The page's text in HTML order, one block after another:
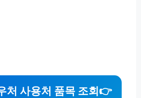
처 사용처 품목 조회 👉